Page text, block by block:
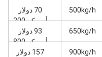
500kg/h
70 دولار
أمريكي200
650kg/h
93 دولار
أمريكي800
900kg/h
157 دولار